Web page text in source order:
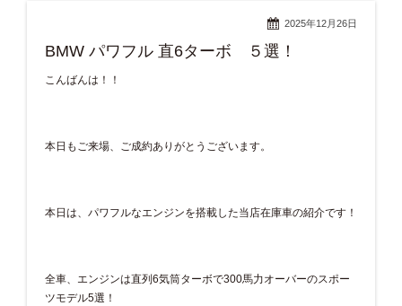
2025年12月26日
BMW パワフル 直6ターボ ５選！
こんばんは！！
本日もご来場、ご成約ありがとうございます。
本日は、パワフルなエンジンを搭載した当店在庫車の紹介です！
全車、エンジンは直列6気筒ターボで300馬力オーバーのスポー
ツモデル5選！